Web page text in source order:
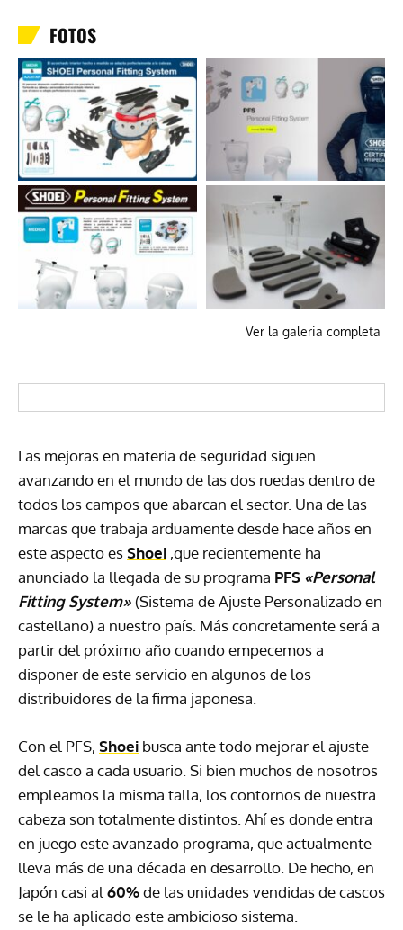
FOTOS
Ver la galeria completa
Las mejoras en materia de seguridad siguen
avanzando en el mundo de las dos ruedas dentro de
todos los campos que abarcan el sector. Una de las
marcas que trabaja arduamente desde hace años en
este aspecto esShoei ,que recientemente ha
anunciado la llegada de su programa PFS «Personal
Fitting System»(Sistema de Ajuste Personalizado en
castellano) a nuestro país. Más concretamente será a
partir del próximo año cuando empecemos a
disponer de este servicio en algunos de los
distribuidores de la firma japonesa.
Con el PFS, Shoei busca ante todo mejorar el ajuste
del casco a cada usuario. Si bien muchos de nosotros
empleamos la misma talla, los contornos de nuestra
cabeza son totalmente distintos. Ahí es donde entra
en juego este avanzado programa, que actualmente
lleva más de una década en desarrollo. De hecho, en
Japón casi al 60%de las unidades vendidas de cascos
se le ha aplicado este ambicioso sistema.